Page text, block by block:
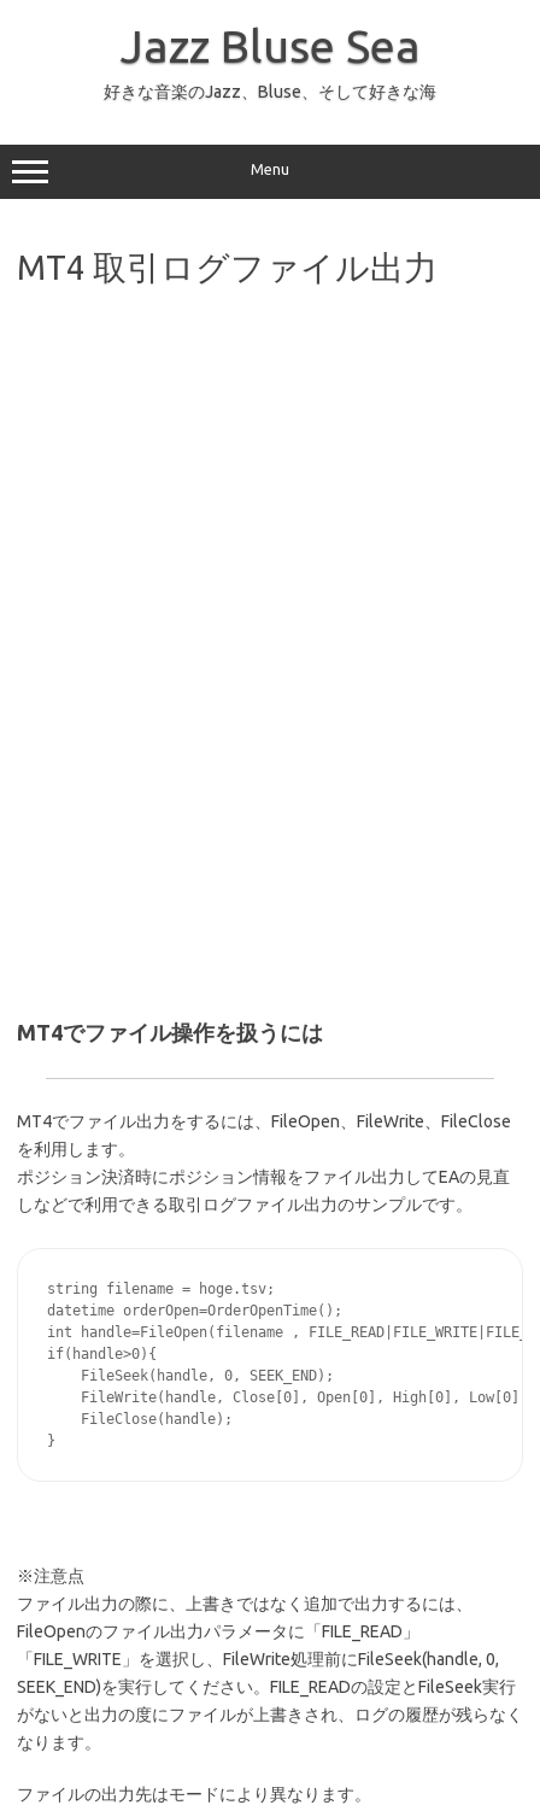
ッ
プ
Jazz Bluse Sea
好きな音楽のJazz、Bluse、そして好きな海
Menu
MT4 取引ログファイル出力
MT4でファイル操作を扱うには
MT4でファイル出力をするには、FileOpen、FileWrite、FileClose
を利用します。
ポジション決済時にポジション情報をファイル出力してEAの見直
しなどで利用できる取引ログファイル出力のサンプルです。
string filename = hoge.tsv;
datetime orderOpen=OrderOpenTime();
int handle=FileOpen(filename ,
if(handle>0){
    FileSeek(handle, 0, SEEK_END);
FileWrite(handle, Close[0], Open[0], High[0], Low[0],
    FileClose(handle);
※注意点
ファイル出力の際に、上書きではなく追加で出力するには、
FileOpenのファイル出力パラメータに「FILE_READ」
「FILE_WRITE」を選択し、FileWrite処理前にFileSeek(handle, 0,
SEEK_END)を実行してください。FILE_READの設定とFileSeek実行
がないと出力の度にファイルが上書きされ、ログの履歴が残らなく
なります。
ファイルの出力先はモードにより異なります。